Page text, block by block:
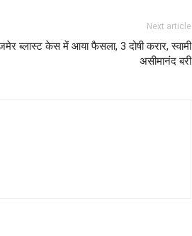
Next article
ब्लास्ट केस में आया फैसला, 3 दोषी करार, स्वामी
असीमानंद बरी